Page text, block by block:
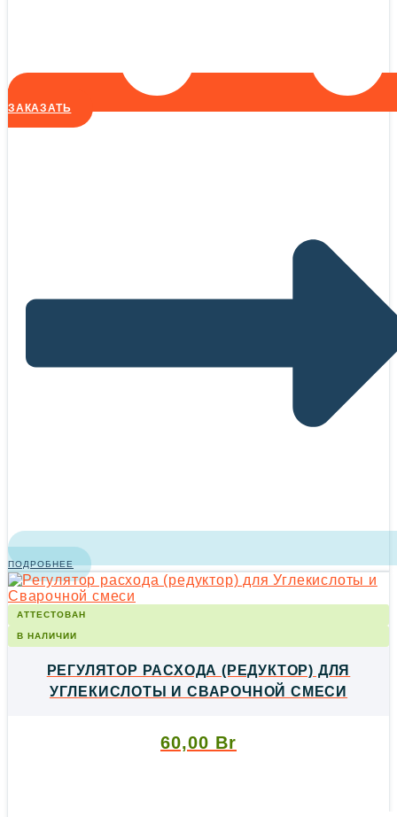
ЗАКАЗАТЬ
ПОДРОБНЕЕ
АТТЕСТОВАН
В НАЛИЧИИ
РЕГУЛЯТОР РАСХОДА (РЕДУКТОР) ДЛЯ
УГЛЕКИСЛОТЫ И СВАРОЧНОЙ СМЕСИ
60,00 Br